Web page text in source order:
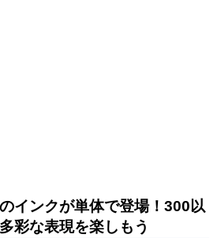
インクが単体で登場！300以
彩な表現を楽しもう